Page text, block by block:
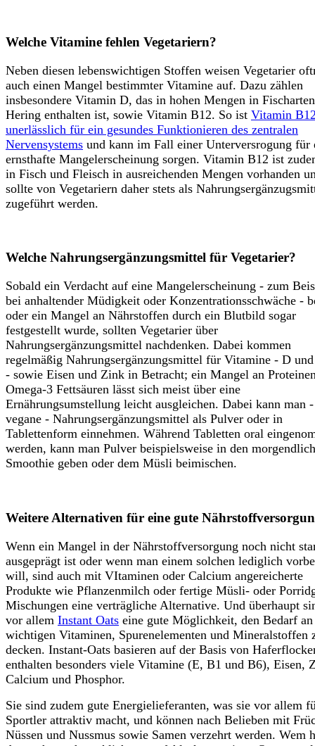
Welche Vitamine fehlen Vegetariern?
Neben diesen lebenswichtigen Stoffen weisen Vegetarier
auch einen Mangel bestimmter Vitamine auf. Dazu zählen
insbesondere Vitamin D, das in hohen Mengen in
Hering enthalten ist, sowie Vitamin B12. So ist Vitamin
unerlässlich für ein gesundes Funktionieren des zentralen
Nervensystems und kann im Fall einer Unterversrogung für
ernsthafte Mangelerscheinung sorgen. Vitamin B12 ist
in Fisch und Fleisch in ausreichenden Mengen vorhanden
sollte von Vegetariern daher stets als
zugeführt werden.
Welche Nahrungsergänzungsmittel für Vegetarier?
Sobald ein Verdacht auf eine Mangelerscheinung - zum
bei anhaltender Müdigkeit oder Konzentrationsschwäche -
oder ein Mangel an Nährstoffen durch ein Blutbild sogar
festgestellt wurde, sollten Vegetarier über
Nahrungsergänzungsmittel nachdenken. Dabei kommen
regelmäßig Nahrungsergänzungsmittel für Vitamine - D
- sowie Eisen und Zink in Betracht; ein Mangel an
Omega-3 Fettsäuren lässt sich meist über eine
Ernährungsumstellung leicht ausgleichen. Dabei kann man
vegane - Nahrungsergänzungsmittel als Pulver oder in
Tablettenform einnehmen. Während Tabletten oral
werden, kann man Pulver beispielsweise in den
Smoothie geben oder dem Müsli beimischen.
Weitere Alternativen für eine gute
Wenn ein Mangel in der Nährstoffversorgung noch nicht
ausgeprägt ist oder wenn man einem solchen lediglich
will, sind auch mit VItaminen oder Calcium angereicherte
Produkte wie Pflanzenmilch oder fertige Müsli- oder
Mischungen eine verträgliche Alternative. Und überhaupt
vor allem Instant Oats eine gute Möglichkeit, den Bedarf
wichtigen Vitaminen, Spurenelementen und Mineralstoffen
decken. Instant-Oats basieren auf der Basis von
enthalten besonders viele Vitamine (E, B1 und B6), Eisen,
Calcium und Phosphor.
Sie sind zudem gute Energielieferanten, was sie vor allem
Sportler attraktiv macht, und können nach Belieben mit
Nüssen und Nussmus sowie Samen verzehrt werden. Wem